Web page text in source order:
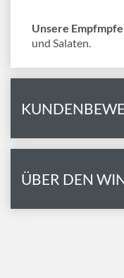
Unsere
und Salaten.
ÜBER DEN